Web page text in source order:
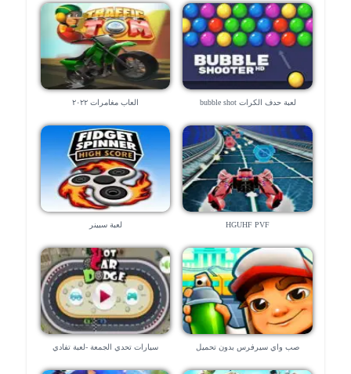
لعبة حدف الكرات bubble shot العاب مغامرات ٢٠٢٢
HGUHF PVF لعبة سبينر
صب واي سيرفرس بدون تحميل
سيارات تحدي الجمعة -لعبة تفادي